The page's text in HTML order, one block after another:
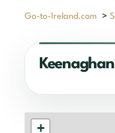
Go-to-Ireland.com >
+